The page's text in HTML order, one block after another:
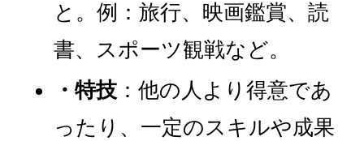
と。例：旅行、映画鑑賞、読
書、スポーツ観戦など。
・特技 ：他の人より得意であ
ったり、一定のスキルや成果